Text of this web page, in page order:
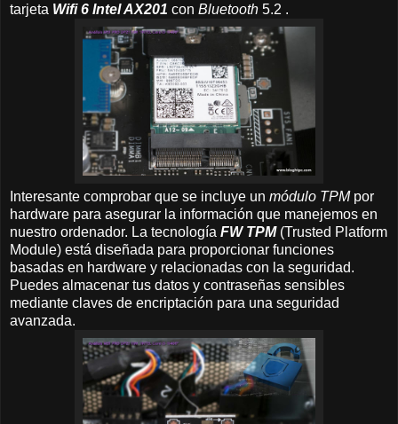
tarjeta Wifi 6 Intel AX201 con Bluetooth 5.2 .
Interesante comprobar que se incluye un módulo TPMpor
hardware para asegurar la información que manejemos en
nuestro ordenador. La tecnología FW TPM(Trusted Platform
Module) está diseñada para proporcionar funciones
basadas en hardware y relacionadas con la seguridad.
Puedes almacenar tus datos y contraseñas sensibles
mediante claves de encriptación para una seguridad
avanzada.